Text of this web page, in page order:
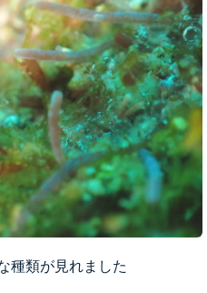
種類が見れました